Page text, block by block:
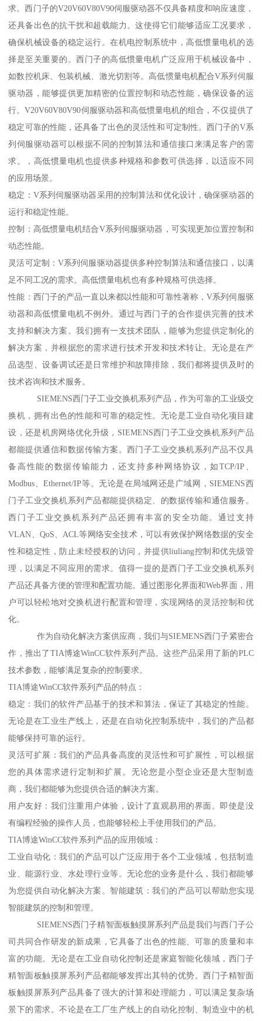
求。西门子的V20V60V80V90伺服驱动器不仅具备精度和响应速度，
还具备出色的抗干扰和超载能力。这使得它们能够适应工况要求，
确保机械设备的稳定运行。在机电控制系统中，高低惯量电机的选
择是至关重要的。西门子的高低惯量电机广泛应用于机械设备中，
如数控机床、包装机械、激光切割等。高低惯量电机配合V系列伺服
驱动器，能够提供更加精密的位置控制和动态性能，确保设备的运
行。V20V60V80V90伺服驱动器和高低惯量电机的组合，不仅提供了
稳定可靠的性能，还具备了出色的灵活性和可定制性。西门子的V系
列伺服驱动器可以根据不同的控制算法和通信接口来满足客户的需
求。，高低惯量电机也提供多种规格和参数可供选择，以适应不同
的应用场景。
稳定：V系列伺服驱动器采用的控制算法和优化设计，确保驱动器的
运行和稳定性能。
控制：高低惯量电机结合V系列伺服驱动器，可实现更加位置控制和
动态性能。
灵活可定制：V系列伺服驱动器提供多种控制算法和通信接口，以满
足不同工况的需求。高低惯量电机也有多种规格可供选择。
性能：西门子的产品一直以来都以性能和可靠性著称，V系列伺服驱
动器和高低惯量电机不例外。通过与西门子的合作提供完善的技术
支持和解决方案。我们拥有一支技术团队，能够为您提供定制化的
解决方案，并根据您的需求进行技术开发和技术转让。无论是在产
品选型、设备调试还是日常维护和故障排除，我们都将提供及时的
技术咨询和技术服务。
SIEMENS西门子工业交换机系列产品，作为可靠的工业级交
换机，拥有出色的性能和可靠的稳定性。无论是工业自动化项目建
设，还是机房网络优化升级，SIEMENS西门子工业交换机系列产品
都能提供通信和数据传输方案。西门子工业交换机系列产品不仅具
备高性能的数据传输能力，还支持多种网络协议，如TCP/IP、
Modbus、Ethernet/IP等。无论是在局域网还是广域网，SIEMENS西
门子工业交换机系列产品都能提供稳定、的数据传输和通信服务。
西门子工业交换机系列产品还拥有丰富的安全功能。通过支持
VLAN、QoS、ACL等网络安全技术，可以有效保护网络数据的安全
性和稳定性，防止未经授权的访问，并提供liuliang控制和优先级管
理，以满足不同应用的需求。值得一提的是西门子工业交换机系列
产品还具备方便的管理和配置功能。通过图形化界面和Web界面，用
户可以轻松地对交换机进行配置和管理，实现网络的灵活控制和优
化。
作为自动化解决方案供应商，我们与SIEMENS西门子紧密合
作，推出了TIA博途WinCC软件系列产品。这些产品采用了新的PLC
技术参数，能够满足复杂的控制要求。
TIA博途WinCC软件系列产品的特点：
稳定：我们的软件产品基于的技术和算法，保证了其稳定的性能。
无论是在工业生产线上，还是在自动化控制系统中，我们的产品都
能够保持可靠的运行。
灵活可扩展：我们的产品具备高度的灵活性和可扩展性，可以根据
您的具体需求进行定制和扩展。无论您是小型企业还是大型制造
商，我们都能够为您提供合适的解决方案。
用户友好：我们注重用户体验，设计了直观易用的界面。即使是没
有编程经验的操作人员，也能够轻松上手使用我们的产品。
TIA博途WinCC软件系列产品的应用领域：
工业自动化：我们的产品可以广泛应用于各个工业领域，包括制造
业、能源行业、水处理行业等。无论您的业务是什么，我们都能够
为您提供自动化解决方案。智能建筑：我们的产品可以帮助您实现
智能建筑的控制和管理。
SIEMENS西门子精智面板触摸屏系列产品是我们与西门子公
司共同合作研发的新成果，它具备了出色的性能、可靠的质量和丰
富的功能。无论是在工业自动化控制还是家庭智能化领域，西门子
精智面板触摸屏系列产品都能够发挥出其特的优势。西门子精智面
板触摸屏系列产品具备了强大的计算和处理能力，可以满足复杂场
景下的需求。不论是在工厂生产线上的自动化控制、制造业中的机